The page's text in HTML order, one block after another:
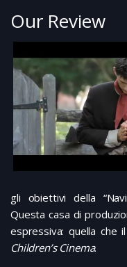
Our Review
gli obiettivi della
Questa casa di
espressiva: quella che
Children’s Cinema.